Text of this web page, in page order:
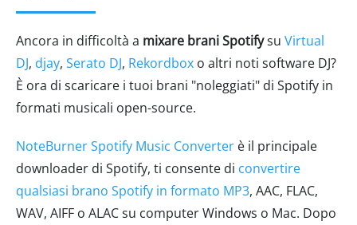
Ancora in difficoltà a mixare brani Spotifysu Virtual
DJ, djay, Serato DJ, Rekordbox o altri noti software DJ?
È ora di scaricare i tuoi brani "noleggiati" di Spotify in
formati musicali open-source.
NoteBurner Spotify Music Converter è il principale
downloader di Spotify, ti consente di convertire
qualsiasi brano Spotify in formato MP3, AAC, FLAC,
WAV, AIFF o ALAC su computer Windows o Mac. Dopo